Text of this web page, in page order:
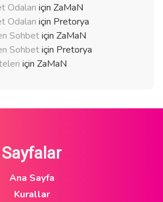
Odaları için ZaMaN
Odaları için Pretorya
Sohbetiçin ZaMaN
Sohbetiçin Pretorya
için ZaMaN
Sayfalar
Ana Sayfa
Kurallar